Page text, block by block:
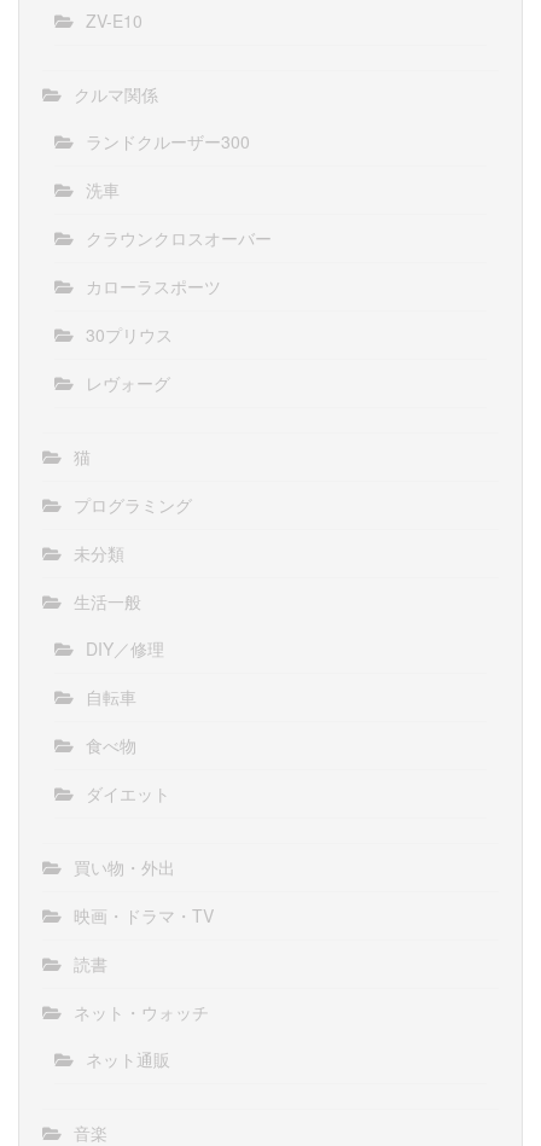
ZV-E10
クルマ関係
ランドクルーザー300
洗車
クラウンクロスオーバー
カローラスポーツ
30プリウス
レヴォーグ
猫
プログラミング
未分類
生活一般
DIY／修理
自転車
食べ物
ダイエット
買い物・外出
映画・ドラマ・TV
読書
ネット・ウォッチ
ネット通販
音楽